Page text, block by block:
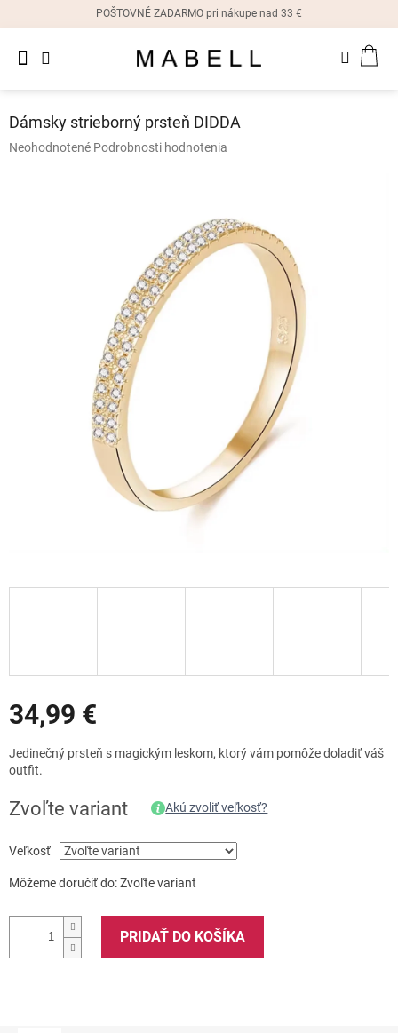
POŠTOVNÉ ZADARMO pri nákupe nad 33 €
Dámske
náušnice
Dámsky strieborný prsteň DIDDA
Priemerné
Neohodnotené Podrobnosti hodnotenia
34,99 €
cena:
Jedinečný prsteň s magickým leskom, ktorý vám pomôže doladiť váš
outfit.
Zvoľte variant Akú zvoliť veľkosť?
Veľkosť
Môžeme doručiť do:Zvoľte variant
PRIDAŤ DO KOŠÍKA